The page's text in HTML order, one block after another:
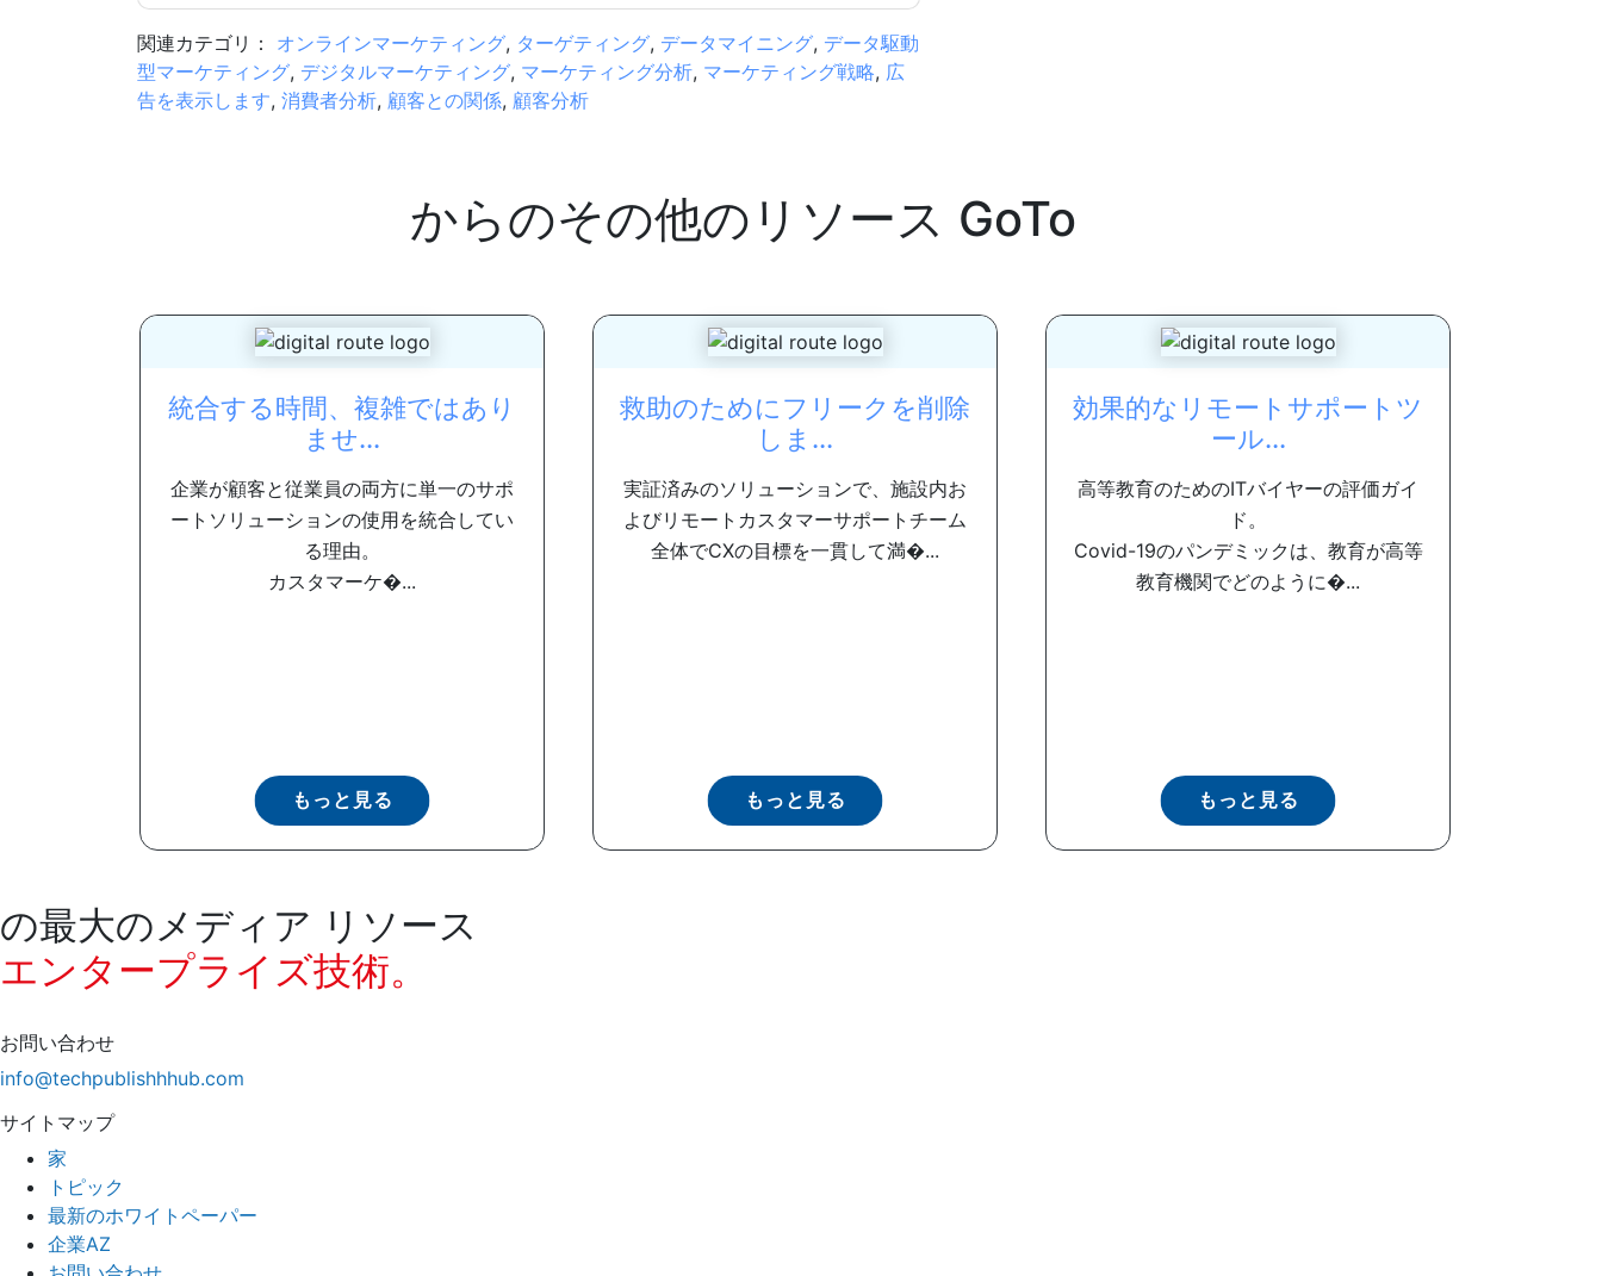
関連カテゴリ： オンラインマーケティング, ターゲティング, データマイニング, データ駆動
型マーケティング, デジタルマーケティング, マーケティング分析, マーケティング戦略, 広
告を表示します, 消費者分析, 顧客との関係, 顧客分析
からのその他のリソース GoTo
統合する時間、複雑ではあり
ませ...
企業が顧客と従業員の両方に単一のサポ
ートソリューションの使用を統合してい
る理由。
カスタマーケ�...
もっと見る
救助のためにフリークを削除
しま...
実証済みのソリューションで、施設内お
よびリモートカスタマーサポートチーム
全体でCXの目標を一貫して満�...
もっと見る
効果的なリモートサポートツ
ール...
高等教育のためのITバイヤーの評価ガイ
ド。
Covid-19のパンデミックは、教育が高等
教育機関でどのように�...
もっと見る
の最大のメディア リソース
エンタープライズ技術。
お問い合わせ
info@techpublishhhub.com
サイトマップ
家
トピック
最新のホワイトペーパー
企業AZ